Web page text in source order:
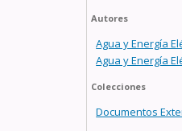
Autores
Agua y Energía
Agua y Energía
Colecciones
Documentos